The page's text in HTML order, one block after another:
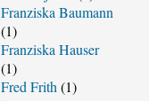
Franziska Baumann
(1)
Franziska Hauser
(1)
Fred Frith (1)